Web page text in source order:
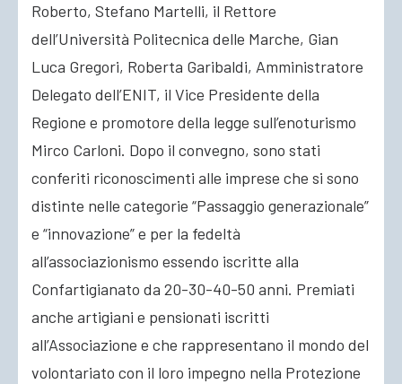
Roberto, Stefano Martelli, il Rettore
dell’Università Politecnica delle Marche, Gian
Luca Gregori, Roberta Garibaldi, Amministratore
Delegato dell’ENIT, il Vice Presidente della
Regione e promotore della legge sull’enoturismo
Mirco Carloni. Dopo il convegno, sono stati
conferiti riconoscimenti alle imprese che si sono
distinte nelle categorie “Passaggio generazionale”
e “innovazione” e per la fedeltà
all’associazionismo essendo iscritte alla
Confartigianato da 20-30-40-50 anni. Premiati
anche artigiani e pensionati iscritti
all’Associazione e che rappresentano il mondo del
volontariato con il loro impegno nella Protezione